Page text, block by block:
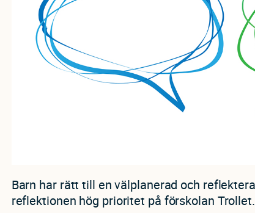
Barn har rätt till en välplanerad och
reflektionen hög prioritet på förskolan Trollet.